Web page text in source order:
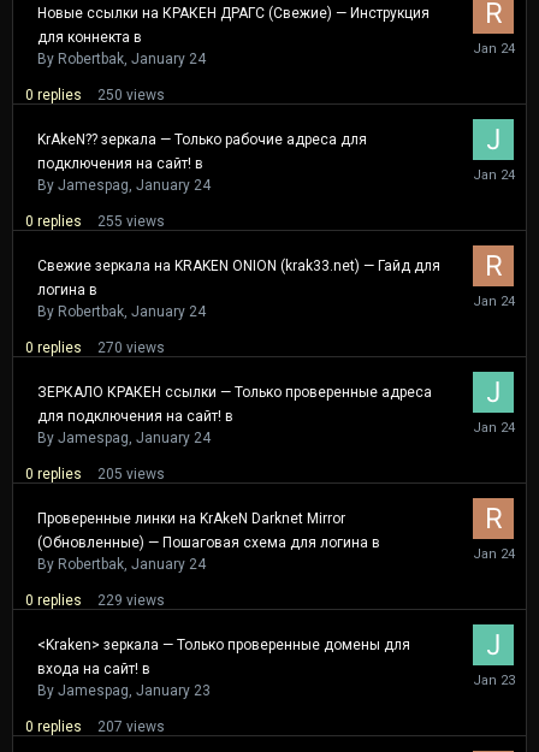
Новые ссылки на КРАКЕН ДРАГС (Свежие) — Инструкция
для коннекта в
By Robertbak January 24
0 replies 250 views
January
24
KrAkeN?? зеркала — Только рабочие адреса для
подключения на сайт! в
By Jamespag January 24
0 replies 255 views
January
24
Свежие зеркала на KRAKEN ONION (krak33.net) — Гайд для
логина в
By Robertbak January 24
0 replies 270 views
January
24
ЗЕРКАЛО КРАКЕН ссылки — Только проверенные адреса
для подключения на сайт! в
By Jamespag January 24
0 replies 205 views
January
24
Проверенные линки на KrAkeN Darknet Mirror
(Обновленные) — Пошаговая схема для логина в
By Robertbak January 24
0 replies 229 views
January
24
<Kraken> зеркала — Только проверенные домены для
входа на сайт! в
By Jamespag January 23
0 replies 207 views
January
23